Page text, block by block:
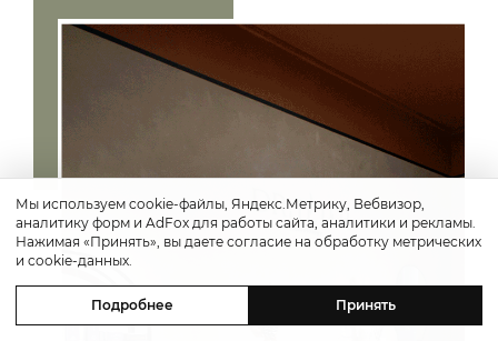
Мы используем cookie-файлы, Яндекс.Метрику, Вебвизор,
аналитику форм и AdFox для работы сайта, аналитики и рекламы.
Нажимая «Принять», вы даете согласие на обработку метрических
и cookie-данных.
Подробнее Принять